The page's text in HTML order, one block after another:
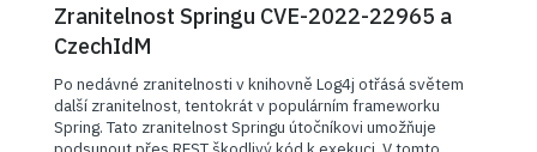
Zranitelnost Springu CVE-2022-22965 a
CzechIdM
Po nedávné zranitelnosti v knihovně Log4j otřásá světem
další zranitelnost, tentokrát v populárním frameworku
Spring. Tato zranitelnost Springu útočníkovi umožňuje